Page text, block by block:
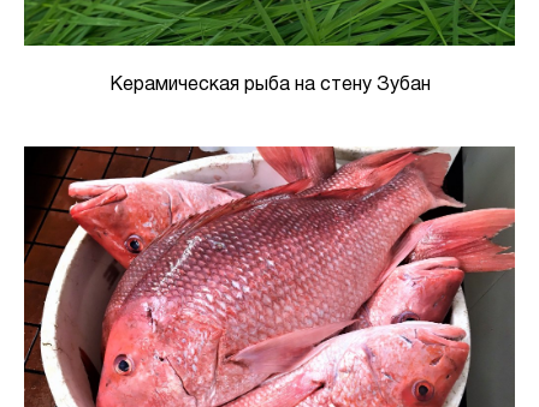
Керамическая рыба на стену Зубан